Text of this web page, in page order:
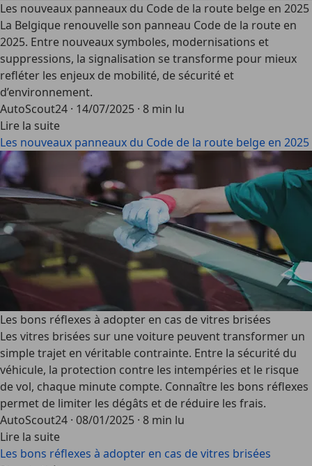
Les nouveaux panneaux du Code de la route belge en 2025
La Belgique renouvelle son panneau Code de la route en
2025. Entre nouveaux symboles, modernisations et
suppressions, la signalisation se transforme pour mieux
refléter les enjeux de mobilité, de sécurité et
d’environnement.
AutoScout24 · 14/07/2025 · 8 min lu
Lire la suite
Les nouveaux panneaux du Code de la route belge en 2025
Les bons réflexes à adopter en cas de vitres brisées
Les vitres brisées sur une voiture peuvent transformer un
simple trajet en véritable contrainte. Entre la sécurité du
véhicule, la protection contre les intempéries et le risque
de vol, chaque minute compte. Connaître les bons réflexes
permet de limiter les dégâts et de réduire les frais.
AutoScout24 · 08/01/2025 · 8 min lu
Lire la suite
Les bons réflexes à adopter en cas de vitres brisées